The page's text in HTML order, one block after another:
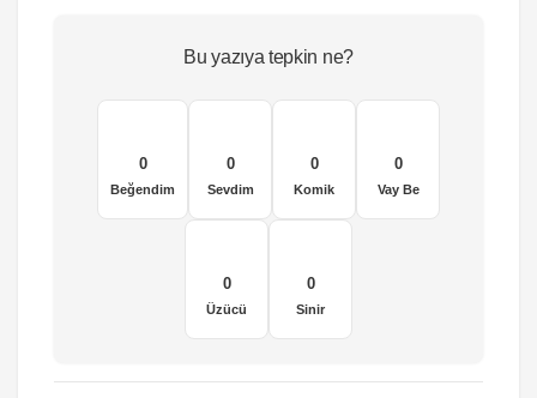
Bu yazıya tepkin ne?
0
Beğendim
0
Sevdim
0
Komik
0
Vay Be
0
Üzücü
0
Sinir